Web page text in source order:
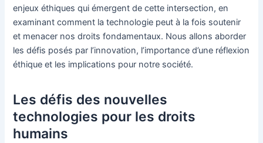
enjeux éthiques qui émergent de cette intersection, en
examinant comment la technologie peut à la fois soutenir
et menacer nos droits fondamentaux. Nous allons aborder
les défis posés par l’innovation, l’importance d’une réflexion
éthique et les implications pour notre société.
Les défis des nouvelles
technologies pour les droits
humains